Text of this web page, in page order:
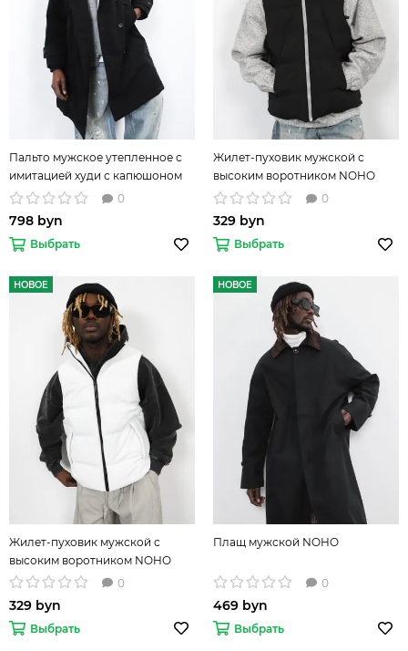
Пальто мужское утепленное с
имитацией худи с капюшоном
0
798 byn
Выбрать
Жилет-пуховик мужской с
высоким воротником NOHO
0
329 byn
Выбрать
НОВОЕ
Жилет-пуховик мужской с
высоким воротником NOHO
0
329 byn
Выбрать
НОВОЕ
Плащ мужской NOHO
0
469 byn
Выбрать